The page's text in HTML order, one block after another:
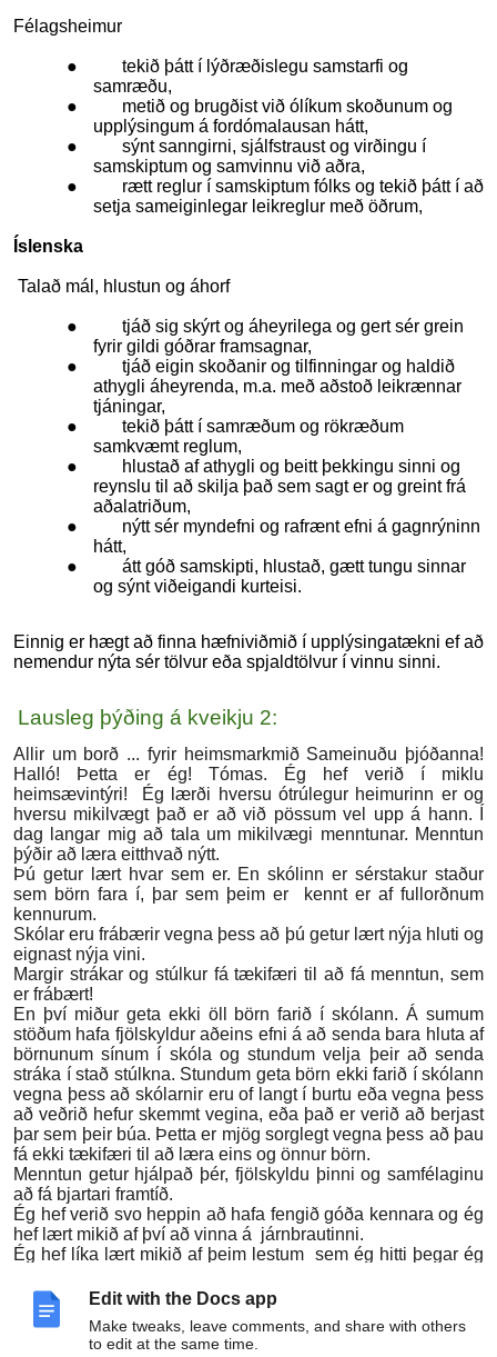
Edit with the Docs app
Make tweaks, leave comments, and share with others
to edit at the same time.
Félagsheimur
● tekið þátt í lýðræðislegu samstarfi og
samræðu,
● metið og brugðist við ólíkum skoðunum og
upplýsingum á fordómalausan hátt,
● sýnt sanngirni, sjálfstraust og virðingu í
samskiptum og samvinnu við aðra,
● rætt reglur í samskiptum fólks og tekið þátt í að
setja sameiginlegar leikreglur með öðrum,
Íslenska
Talað mál, hlustun og áhorf
● tjáð sig skýrt og áheyrilega og gert sér grein
fyrir gildi góðrar framsagnar,
● tjáð eigin skoðanir og tilfinningar og haldið
athygli áheyrenda, m.a. með aðstoð leikrænnar
tjáningar,
● tekið þátt í samræðum og rökræðum
samkvæmt reglum,
● hlustað af athygli og beitt þekkingu sinni og
reynslu til að skilja það sem sagt er og greint frá
aðalatriðum,
● nýtt sér myndefni og rafrænt efni á gagnrýninn
hátt,
● átt góð samskipti, hlustað, gætt tungu sinnar
og sýnt viðeigandi kurteisi.
Einnig er hægt að finna hæfniviðmið í upplýsingatækni ef að
nemendur nýta sér tölvur eða spjaldtölvur í vinnu sinni.
Lausleg þýðing á kveikju 2:
Allir um borð ... fyrir heimsmarkmið Sameinuðu þjóðanna!
Halló! Þetta er ég! Tómas. Ég hef verið í miklu
heimsævintýri! Ég lærði hversu ótrúlegur heimurinn er og
hversu mikilvægt það er að við pössum vel upp á hann. Í
dag langar mig að tala um mikilvægi menntunar. Menntun
þýðir að læra eitthvað nýtt.
Þú getur lært hvar sem er. En skólinn er sérstakur staður
sem börn fara í, þar sem þeim er kennt er af fullorðnum
kennurum.
Skólar eru frábærir vegna þess að þú getur lært nýja hluti og
eignast nýja vini.
Margir strákar og stúlkur fá tækifæri til að fá menntun, sem
er frábært!
En því miður geta ekki öll börn farið í skólann. Á sumum
stöðum hafa fjölskyldur aðeins efni á að senda bara hluta af
börnunum sínum í skóla og stundum velja þeir að senda
stráka í stað stúlkna. Stundum geta börn ekki farið í skólann
vegna þess að skólarnir eru of langt í burtu eða vegna þess
að veðrið hefur skemmt vegina, eða það er verið að berjast
þar sem þeir búa. Þetta er mjög sorglegt vegna þess að þau
fá ekki tækifæri til að læra eins og önnur börn.
Menntun getur hjálpað þér, fjölskyldu þinni og samfélaginu
að fá bjartari framtíð.
Ég hef verið svo heppin að hafa fengið góða kennara og ég
hef lært mikið af því að vinna á járnbrautinni.
Ég hef líka lært mikið af þeim lestum sem ég hitti þegar ég
Mundu því að það er bara réttlátt að allir fái tækifæri til læra
eitthvað. Menntun er mjög mikilvæg, svo að njóttu hennar
og einhvern tímann getur þú kannski kennt einhverjum